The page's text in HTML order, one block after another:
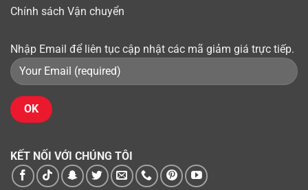
Chính sách Vận chuyển
Nhập Email để liên tục cập nhật các mã giảm giá trực tiếp.
KẾT NỐI VỚI CHÚNG TÔI